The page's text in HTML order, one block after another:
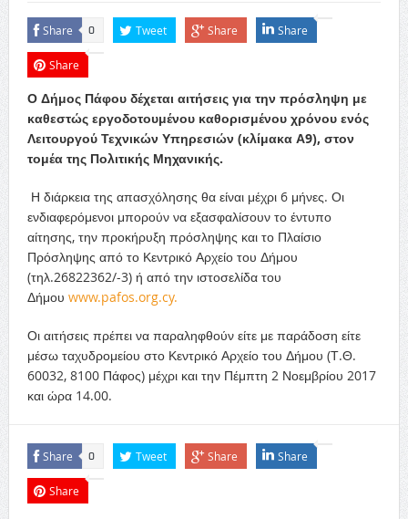
Share 0 Tweet Share Share
Share
Ο Δήμος Πάφου δέχεται αιτήσεις για την πρόσληψη με
καθεστώς εργοδοτουμένου καθορισμένου χρόνου ενός
Λειτουργού Τεχνικών Υπηρεσιών (κλίμακα Α9), στον
τομέα της Πολιτικής Μηχανικής.
Η διάρκεια της απασχόλησης θα είναι μέχρι 6 μήνες. Οι
ενδιαφερόμενοι μπορούν να εξασφαλίσουν το έντυπο
αίτησης, την προκήρυξη πρόσληψης και το Πλαίσιο
Πρόσληψης από το Κεντρικό Αρχείο του Δήμου
(τηλ.26822362/-3) ή από την ιστοσελίδα του
Δήμου www.pafos.org.cy.
Οι αιτήσεις πρέπει να παραληφθούν είτε με παράδοση είτε
μέσω ταχυδρομείου στο Κεντρικό Αρχείο του Δήμου (Τ.Θ.
60032, 8100 Πάφος) μέχρι και την Πέμπτη 2 Νοεμβρίου 2017
και ώρα 14.00.
Share 0 Tweet Share Share
Share